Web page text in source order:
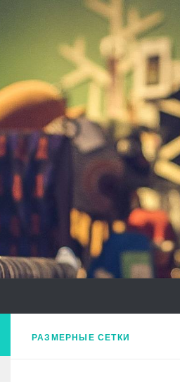
РАЗМЕРНЫЕ СЕТКИ